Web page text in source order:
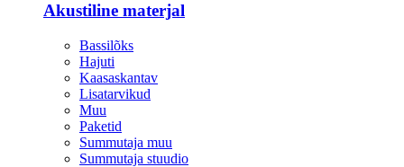
Akustiline materjal
Bassilõks
Hajuti
Kaasaskantav
Lisatarvikud
Muu
Paketid
Summutaja muu
Summutaja stuudio